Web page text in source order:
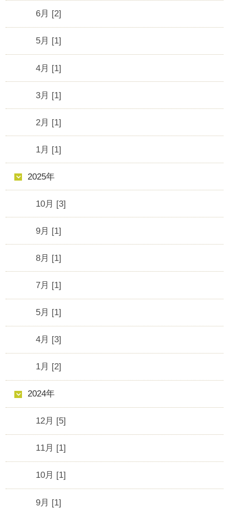
6月 [2]
5月 [1]
4月 [1]
3月 [1]
2月 [1]
1月 [1]
2025年
10月 [3]
9月 [1]
8月 [1]
7月 [1]
5月 [1]
4月 [3]
1月 [2]
2024年
12月 [5]
11月 [1]
10月 [1]
9月 [1]